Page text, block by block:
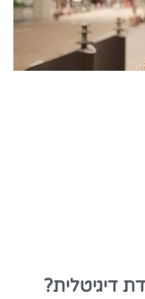
דיגיטלית?